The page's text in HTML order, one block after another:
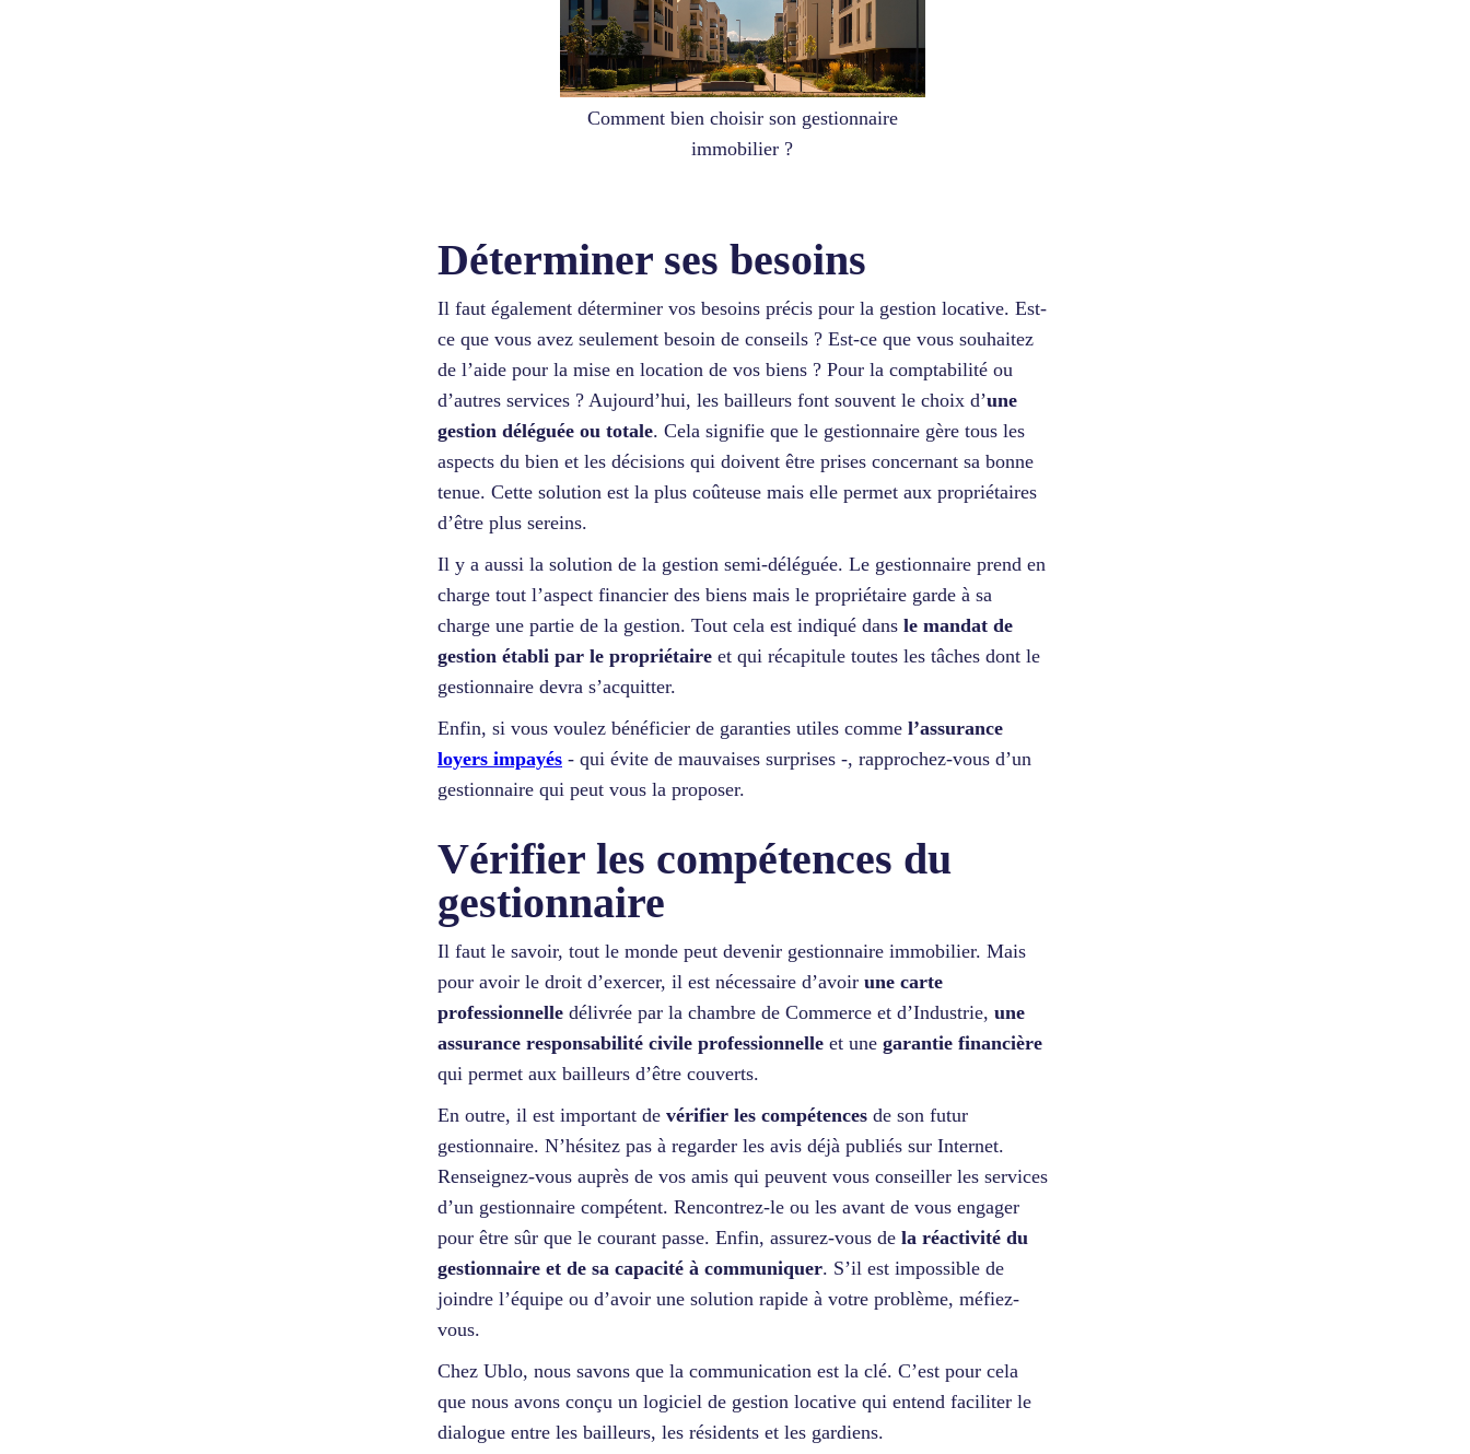
Comment bien choisir son gestionnaire
immobilier ?
Déterminer ses besoins
Il faut également déterminer vos besoins précis pour la gestion locative. Est-
ce que vous avez seulement besoin de conseils ? Est-ce que vous souhaitez
de l’aide pour la mise en location de vos biens ? Pour la comptabilité ou
d’autres services ? Aujourd’hui, les bailleurs font souvent le choix d’une
gestion déléguée ou totale. Cela signifie que le gestionnaire gère tous les
aspects du bien et les décisions qui doivent être prises concernant sa bonne
tenue. Cette solution est la plus coûteuse mais elle permet aux propriétaires
d’être plus sereins.
Il y a aussi la solution de la gestion semi-déléguée. Le gestionnaire prend en
charge tout l’aspect financier des biens mais le propriétaire garde à sa
charge une partie de la gestion. Tout cela est indiqué dans le mandat de
gestion établi par le propriétaire et qui récapitule toutes les tâches dont le
gestionnaire devra s’acquitter.
Enfin, si vous voulez bénéficier de garanties utiles comme l’assurance
loyers impayés - qui évite de mauvaises surprises -, rapprochez-vous d’un
gestionnaire qui peut vous la proposer.
Vérifier les compétences du
gestionnaire
Il faut le savoir, tout le monde peut devenir gestionnaire immobilier. Mais
pour avoir le droit d’exercer, il est nécessaire d’avoir une carte
professionnelle délivrée par la chambre de Commerce et d’Industrie, une
assurance responsabilité civile professionnelle et une garantie financière
qui permet aux bailleurs d’être couverts.
En outre, il est important de vérifier les compétences de son futur
gestionnaire. N’hésitez pas à regarder les avis déjà publiés sur Internet.
Renseignez-vous auprès de vos amis qui peuvent vous conseiller les services
d’un gestionnaire compétent. Rencontrez-le ou les avant de vous engager
pour être sûr que le courant passe. Enfin, assurez-vous de la réactivité du
gestionnaire et de sa capacité à communiquer. S’il est impossible de
joindre l’équipe ou d’avoir une solution rapide à votre problème, méfiez-
vous.
Chez Ublo, nous savons que la communication est la clé. C’est pour cela
que nous avons conçu un logiciel de gestion locative qui entend faciliter le
dialogue entre les bailleurs, les résidents et les gardiens.